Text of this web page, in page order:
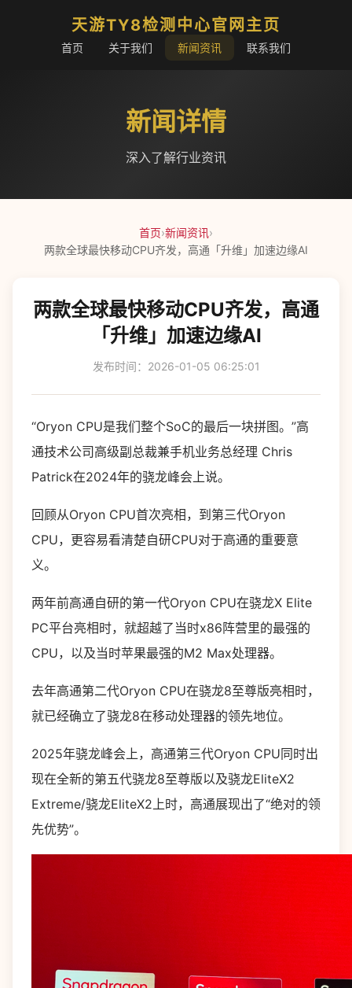
天游TY8检测中心官网主页
首页 关于我们 新闻资讯 联系我们
新闻详情
深入了解行业资讯
首页›新闻资讯›
两款全球最快移动CPU齐发，高通「升维」加速边缘AI
两款全球最快移动CPU齐发，高通
「升维」加速边缘AI
发布时间：2026-01-05 06:25:01
“Oryon CPU是我们整个SoC的最后一块拼图。”高
通技术公司高级副总裁兼手机业务总经理 Chris
Patrick在2024年的骁龙峰会上说。
回顾从Oryon CPU首次亮相，到第三代Oryon
CPU，更容易看清楚自研CPU对于高通的重要意
义。
两年前高通自研的第一代Oryon CPU在骁龙X Elite
PC平台亮相时，就超越了当时x86阵营里的最强的
CPU，以及当时苹果最强的M2 Max处理器。
去年高通第二代Oryon CPU在骁龙8至尊版亮相时，
就已经确立了骁龙8在移动处理器的领先地位。
2025年骁龙峰会上，高通第三代Oryon CPU同时出
现在全新的第五代骁龙8至尊版以及骁龙EliteX2
Extreme/骁龙EliteX2上时，高通展现出了“绝对的领
先优势”。